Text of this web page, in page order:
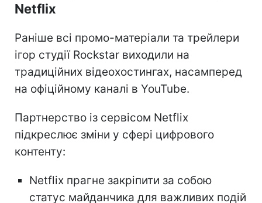
Netflix
Раніше всі промо-матеріали та трейлери
ігор студії Rockstar виходили на
традиційних відеохостингах, насамперед
на офіційному каналі в YouTube.
Партнерство із сервісом Netflix
підкреслює зміни у сфері цифрового
контенту:
Netflix прагне закріпити за собою
статус майданчика для важливих подій